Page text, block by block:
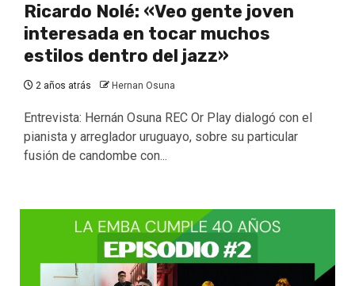
Ricardo Nolé: «Veo gente joven
interesada en tocar muchos
estilos dentro del jazz»
2 años atrás Hernan Osuna
Entrevista: Hernán Osuna REC Or Play dialogó con el
pianista y arreglador uruguayo, sobre su particular
fusión de candombe con...